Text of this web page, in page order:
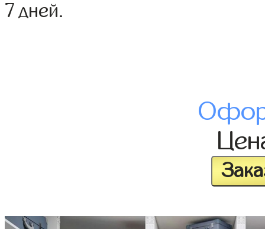
7 дней.